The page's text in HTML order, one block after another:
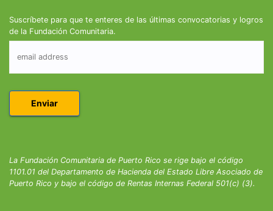
Suscríbete para que te enteres de las últimas convocatorias y logros
de la Fundación Comunitaria.
La Fundación Comunitaria de Puerto Rico se rige bajo el código
1101.01 del Departamento de Hacienda del Estado Libre Asociado de
Puerto Rico y bajo el código de Rentas Internas Federal 501(c) (3).